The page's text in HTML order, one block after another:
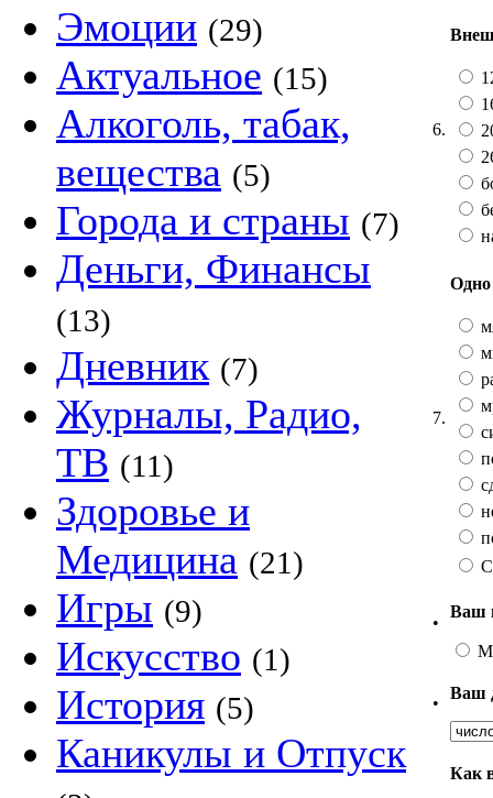
Эмоции (29)
Актуальное (15)
Алкоголь, табак,
вещества (5)
Города и страны (7)
Деньги, Финансы
(13)
Дневник (7)
Журналы, Радио,
ТВ (11)
Здоровье и
Медицина (21)
Игры (9)
Искусство (1)
История (5)
Каникулы и Отпуск
6.
7.
•
Ваш
•
Ваш
Как